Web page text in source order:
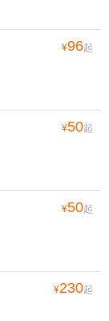
¥96起
¥50起
¥50起
¥230起